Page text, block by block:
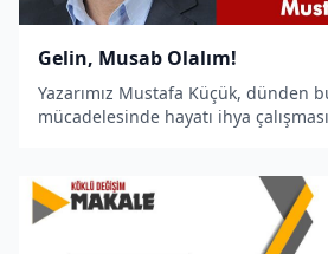
Gelin, Musab Olalım!
Yazarımız Mustafa Küçük, dünden
mücadelesinde hayatı ihya